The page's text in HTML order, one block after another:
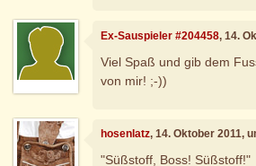
Ex-Sauspieler #204458, 14.
Viel Spaß und gib dem
von mir! ;-))
hosenlatz, 14. Oktober 2011,
"Süßstoff, Boss! Süßstoff!"